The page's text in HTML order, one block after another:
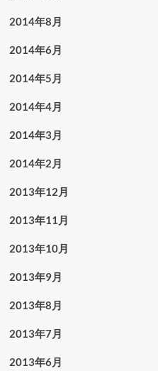
2014年8月
2014年6月
2014年5月
2014年4月
2014年3月
2014年2月
2013年12月
2013年11月
2013年10月
2013年9月
2013年8月
2013年7月
2013年6月